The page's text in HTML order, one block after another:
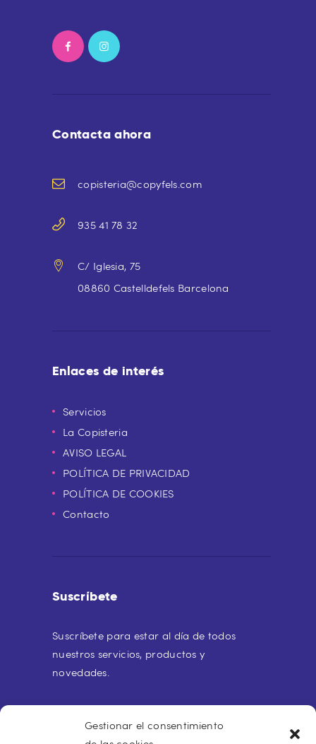
Gestionar el consentimiento
Contacta ahora
copisteria@copyfels.com
935 41 78 32
C/ Iglesia, 75
08860 Castelldefels Barcelona
Enlaces de interés
Servicios
La Copisteria
AVISO LEGAL
POLÍTICA DE PRIVACIDAD
POLÍTICA DE COOKIES
Contacto
Suscríbete
Suscríbete para estar al día de todos
nuestros servicios, productos y
novedades.